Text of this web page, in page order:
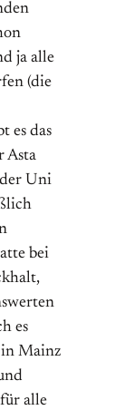
ja alle
(die
es das
Asta
Uni
bei
es
in Mainz
alle